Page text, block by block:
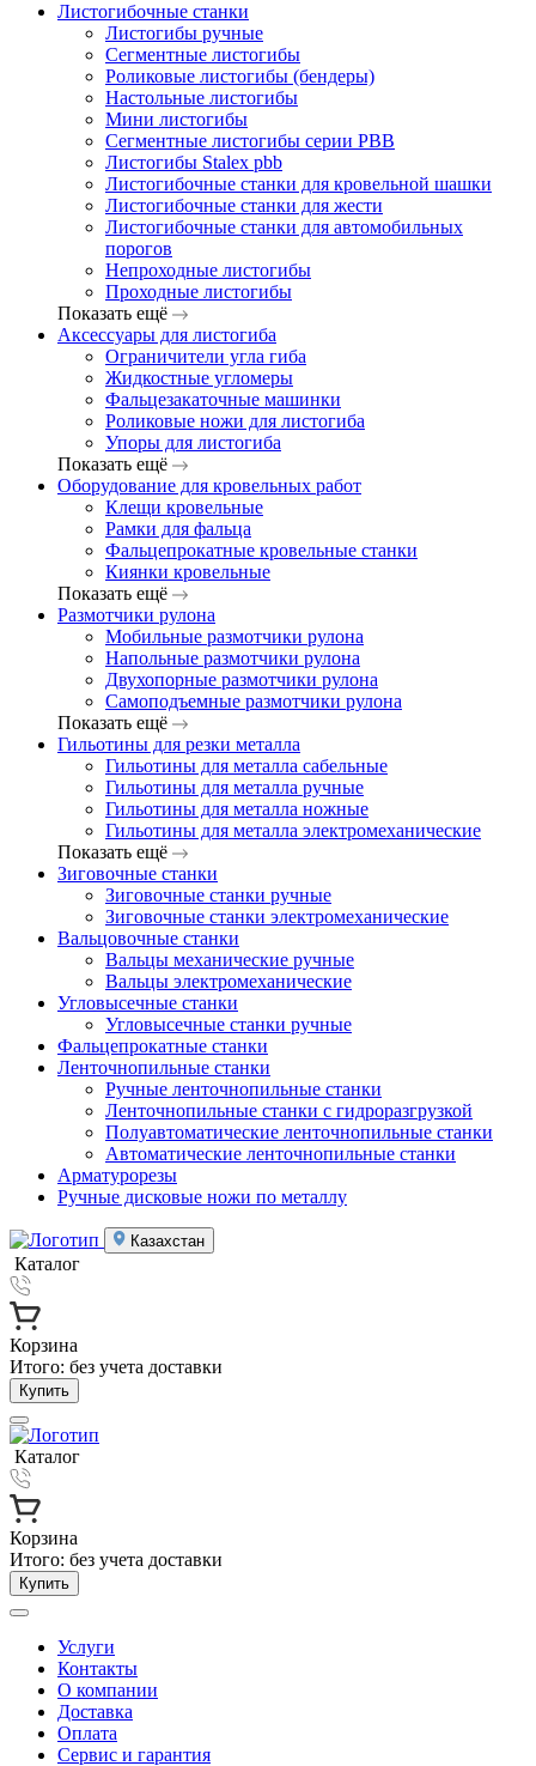
Листогибочные станки
Листогибы ручные
Сегментные листогибы
Роликовые листогибы (бендеры)
Настольные листогибы
Мини листогибы
Сегментные листогибы серии PBB
Листогибы Stalex pbb
Листогибочные станки для кровельной шашки
Листогибочные станки для жести
Листогибочные станки для автомобильных
порогов
Непроходные листогибы
Проходные листогибы
Показать ещё
Аксессуары для листогиба
Ограничители угла гиба
Жидкостные угломеры
Фальцезакаточные машинки
Роликовые ножи для листогиба
Упоры для листогиба
Показать ещё
Оборудование для кровельных работ
Клещи кровельные
Рамки для фальца
Фальцепрокатные кровельные станки
Киянки кровельные
Показать ещё
Размотчики рулона
Мобильные размотчики рулона
Напольные размотчики рулона
Двухопорные размотчики рулона
Самоподъемные размотчики рулона
Показать ещё
Гильотины для резки металла
Гильотины для металла сабельные
Гильотины для металла ручные
Гильотины для металла ножные
Гильотины для металла электромеханические
Показать ещё
Зиговочные станки
Зиговочные станки ручные
Зиговочные станки электромеханические
Вальцовочные станки
Вальцы механические ручные
Вальцы электромеханические
Угловысечные станки
Угловысечные станки ручные
Фальцепрокатные станки
Ленточнопильные станки
Ручные ленточнопильные станки
Ленточнопильные станки с гидроразгрузкой
Полуавтоматические ленточнопильные станки
Автоматические ленточнопильные станки
Арматурорезы
Ручные дисковые ножи по металлу
Казахстан
Каталог
Корзина
Итого: без учета доставки
Купить
Каталог
Корзина
Итого: без учета доставки
Купить
Услуги
Контакты
О компании
Доставка
Оплата
Сервис и гарантия